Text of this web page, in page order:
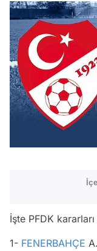
İşte PFDK kararları
1- FENERBAHÇE